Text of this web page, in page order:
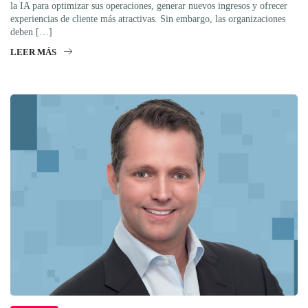
la IA para optimizar sus operaciones, generar nuevos ingresos y ofrecer
experiencias de cliente más atractivas. Sin embargo, las organizaciones
deben […]
LEER MÁS